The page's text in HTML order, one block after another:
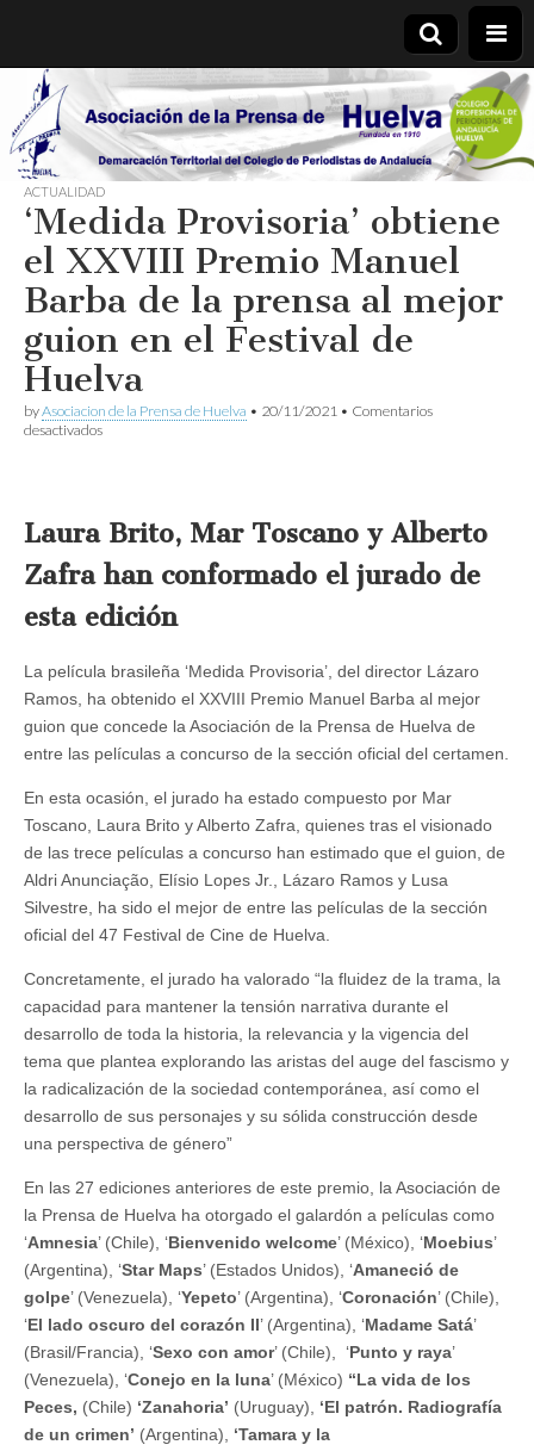
Asociación
de la
Prensa de
Huelva
ACTUALIDAD
‘Medida Provisoria’ obtiene
el XXVIII Premio Manuel
Barba de la prensa al mejor
guion en el Festival de
Huelva
byAsociacion de la Prensa de Huelva • 20/11/2021 • Comentarios
desactivadosen
XXVIII
Premio
Manuel
Barba
de
la
mejor
guion
el
Festival
Huelva
Laura Brito, Mar Toscano y Alberto
Zafra han conformado el jurado de
esta edición
La película brasileña ‘Medida Provisoria’, del director Lázaro
Ramos, ha obtenido el XXVIII Premio Manuel Barba al mejor
guion que concede la Asociación de la Prensa de Huelva de
entre las películas a concurso de la sección oficial del certamen.
En esta ocasión, el jurado ha estado compuesto por Mar
Toscano, Laura Brito y Alberto Zafra, quienes tras el visionado
de las trece películas a concurso han estimado que el guion, de
Aldri Anunciação, Elísio Lopes Jr., Lázaro Ramos y Lusa
Silvestre, ha sido el mejor de entre las películas de la sección
oficial del 47 Festival de Cine de Huelva.
Concretamente, el jurado ha valorado “la fluidez de la trama, la
capacidad para mantener la tensión narrativa durante el
desarrollo de toda la historia, la relevancia y la vigencia del
tema que plantea explorando las aristas del auge del fascismo y
la radicalización de la sociedad contemporánea, así como el
desarrollo de sus personajes y su sólida construcción desde
una perspectiva de género”
En las 27 ediciones anteriores de este premio, la Asociación de
la Prensa de Huelva ha otorgado el galardón a películas como
‘Amnesia’ (Chile), ‘Bienvenido welcome’ (México), ‘Moebius’
(Argentina), ‘Star Maps’ (Estados Unidos), ‘Amaneció de
golpe’ (Venezuela), ‘Yepeto’ (Argentina), ‘Coronación’ (Chile),
‘El lado oscuro del corazón II’ (Argentina), ‘Madame Satá’
(Brasil/Francia), ‘Sexo con amor’ (Chile), ‘Punto y raya’
(Venezuela), ‘Conejo en la luna’ (México) “La vida de los
Peces, (Chile) ‘Zanahoria’ (Uruguay), ‘El patrón. Radiografía
de un crimen’ (Argentina), ‘Tamara y la